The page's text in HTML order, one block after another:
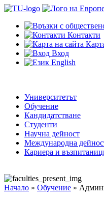
Контакти
Вход
English
Университетът
Обучение
Кандидатстване
Студенти
Научна дейност
Международна
Кариера и
Начало » Обучение »